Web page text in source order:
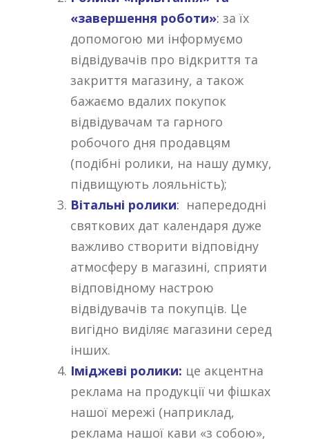
«завершення роботи»: за їх
допомогою ми інформуємо
відвідувачів про відкриття та
закриття магазину, а також
бажаємо вдалих покупок
відвідувачам та гарного
робочого дня продавцям
(подібні ролики, на нашу думку,
підвищують лояльність);
Вітальні ролики: напередодні
святкових дат календаря дуже
важливо створити відповідну
атмосферу в магазині, сприяти
відповідному настрою
відвідувачів та покупців. Це
вигідно виділяє магазини серед
інших.
Іміджеві ролики: це акцентна
реклама на продукції чи фішках
нашої мережі (наприклад,
реклама нашої кави «з собою»,